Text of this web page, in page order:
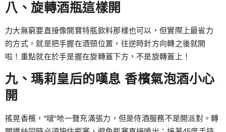
八、旋轉酒瓶這樣開
力大無窮要直接像開寶特瓶飲料那樣也可以，但實際上最省力
的方式，就是把手握在酒頸位置，往逆時針方向轉之後就開
啦！重點就在於手是握在旋轉蓋下方，不是旋轉蓋上！
九、瑪莉皇后的嘆息 香檳氣泡酒小心
開
搖晃香檳，“啵“地一聲充滿張力，但是侍酒服務不是開派對。轉